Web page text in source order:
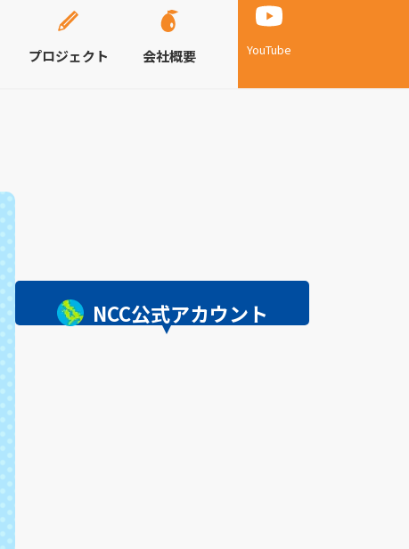
YouTube
プロジェクト 会社概要
NCC公式アカウント